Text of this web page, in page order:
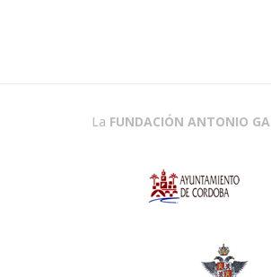
La FUNDACIÓN ANTONIO